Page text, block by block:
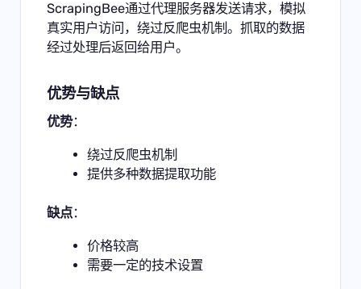
ScrapingBee通过代理服务器发送请求，模拟
真实用户访问，绕过反爬虫机制。抓取的数据
经过处理后返回给用户。
优势与缺点
优势：
绕过反爬虫机制
提供多种数据提取功能
缺点：
价格较高
需要一定的技术设置